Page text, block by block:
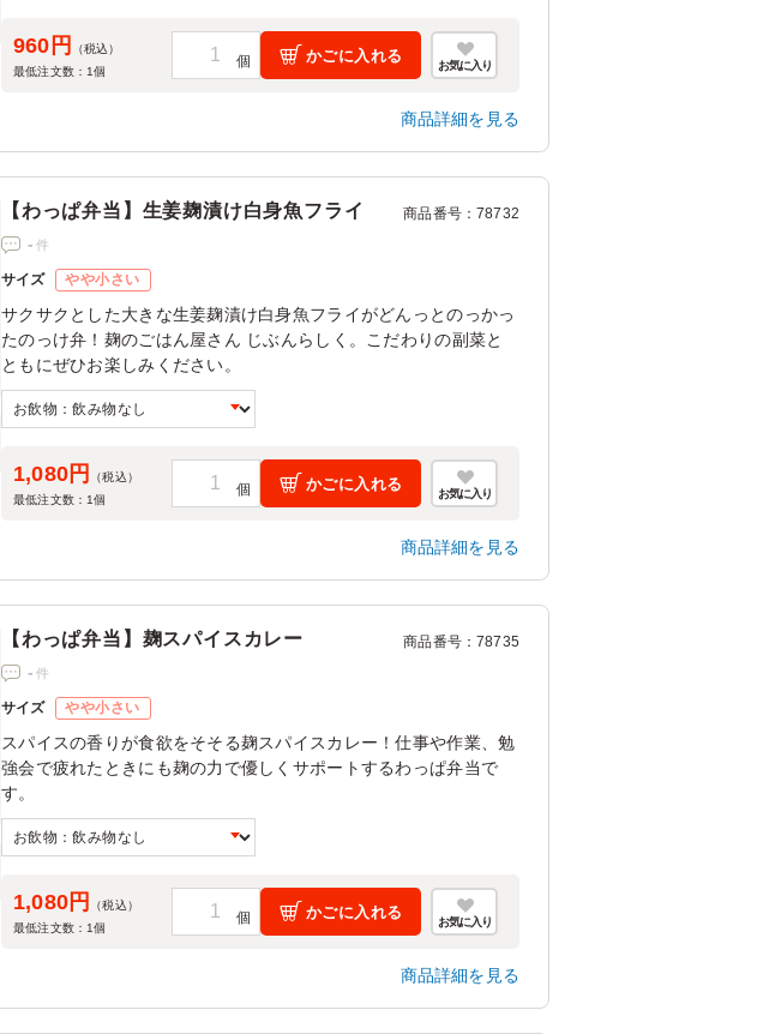
960円
（税込）
最低注文数： 1個
かごに入れる
お気に入り
商品詳細を見る
【わっぱ弁当】生姜麹漬け白身魚フライ 商品番号：78732
- 件
サイズ やや小さい
サクサクとした大きな生姜麹漬け白身魚フライがどんっとのっかっ
たのっけ弁！麹のごはん屋さん じぶんらしく。こだわりの副菜と
ともにぜひお楽しみください。
1,080円
（税込）
最低注文数： 1個
かごに入れる
お気に入り
商品詳細を見る
【わっぱ弁当】麹スパイスカレー 商品番号：78735
- 件
サイズ やや小さい
スパイスの香りが食欲をそそる麹スパイスカレー！仕事や作業、勉
強会で疲れたときにも麹の力で優しくサポートするわっぱ弁当で
す。
1,080円
（税込）
最低注文数： 1個
かごに入れる
お気に入り
商品詳細を見る